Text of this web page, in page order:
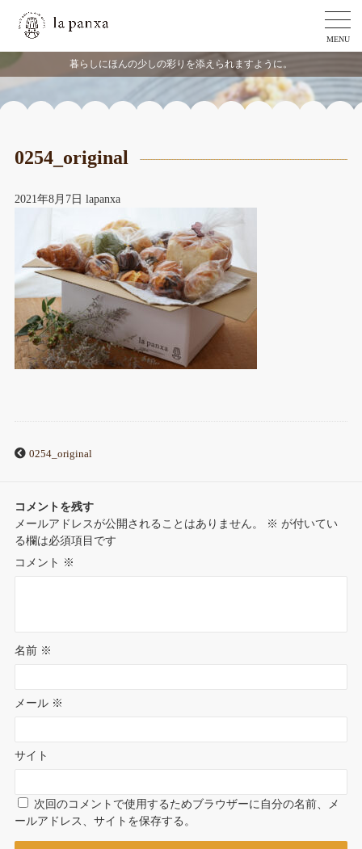
MENU
暮らしにほんの少しの彩りを添えられますように。
0254_original
2021年8月7日 lapanxa
0254_original
コメントを残す
メールアドレスが公開されることはありません。
※ が付いてい
る欄は必須項目です
コメント ※
名前 ※
メール ※
サイト
次回のコメントで使用するためブラウザーに自分の名前、メ
ールアドレス、サイトを保存する。